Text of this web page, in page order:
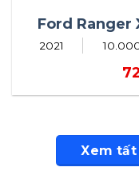
Ford Ranger
2021
Xem tất